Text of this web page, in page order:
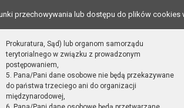
przechowywania lub dostępu do plików cookies
Prokuratura, Sąd) lub organom samorządu
terytorialnego w związku z prowadzonym
postępowaniem,
5. Pana/Pani dane osobowe nie będą przekazywane
do państwa trzeciego ani do organizacji
międzynarodowej,